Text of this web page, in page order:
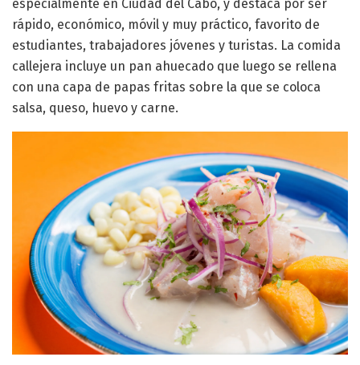
especialmente en Ciudad del Cabo, y destaca por ser
rápido, económico, móvil y muy práctico, favorito de
estudiantes, trabajadores jóvenes y turistas. La comida
callejera incluye un pan ahuecado que luego se rellena
con una capa de papas fritas sobre la que se coloca
salsa, queso, huevo y carne.